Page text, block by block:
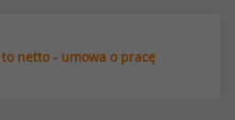
netto - umowa o pracę